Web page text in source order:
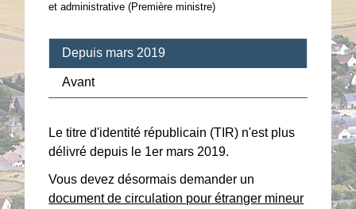
et administrative (Première ministre)
Depuis mars 2019
Avant
Le titre d'identité républicain (TIR) n'est plus
délivré depuis le 1er mars 2019.
Vous devez désormais demander un
document de circulation pour étranger mineur